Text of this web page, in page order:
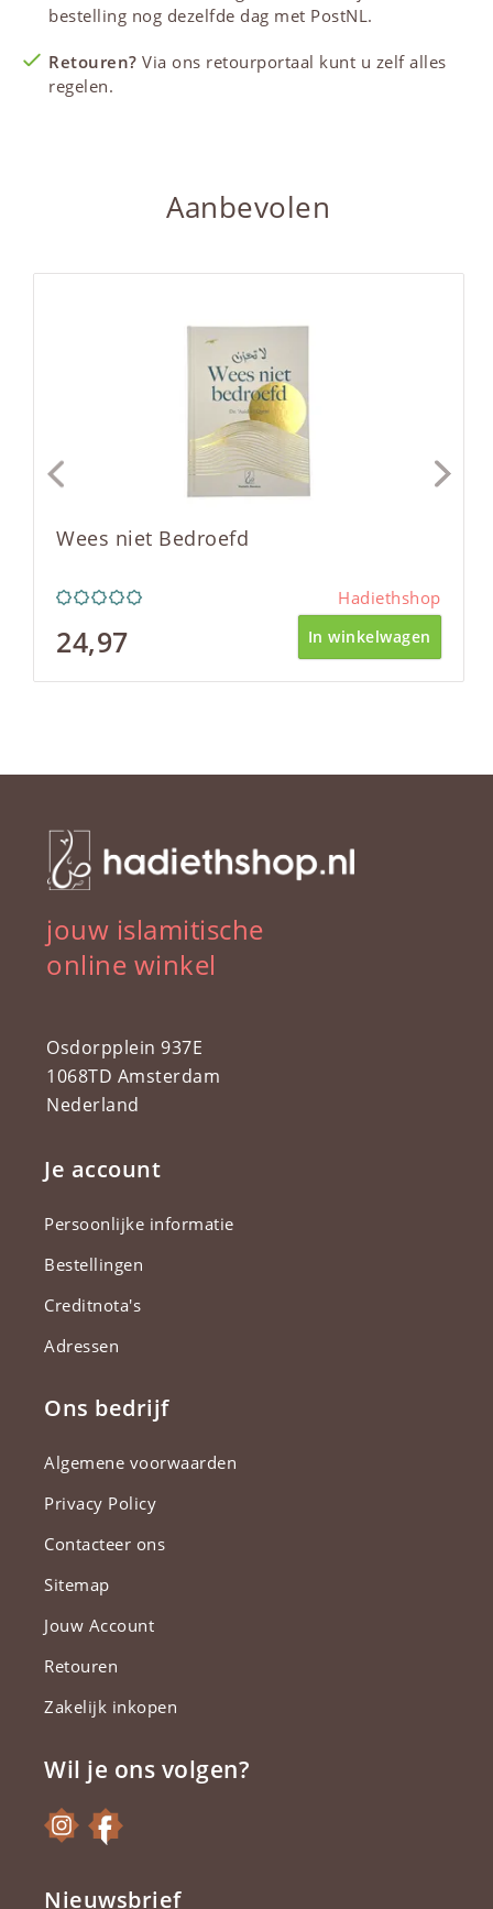
bestelling nog dezelfde dag met PostNL.
Retouren? Via ons retourportaal kunt u zelf alles
regelen.
Aanbevolen
Wees niet Bedroefd
Hadiethshop
24,97 In winkelwagen
jouw islamitische
online winkel
Osdorpplein 937E
1068TD Amsterdam
Nederland
Je account
Persoonlijke informatie
Bestellingen
Creditnota's
Adressen
Ons bedrijf
Algemene voorwaarden
Privacy Policy
Contacteer ons
Sitemap
Jouw Account
Retouren
Zakelijk inkopen
Wil je ons volgen?
Nieuwsbrief